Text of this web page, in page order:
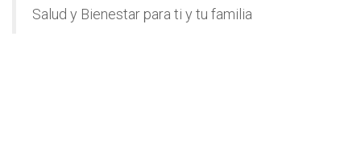
Salud y Bienestar para ti y tu familia